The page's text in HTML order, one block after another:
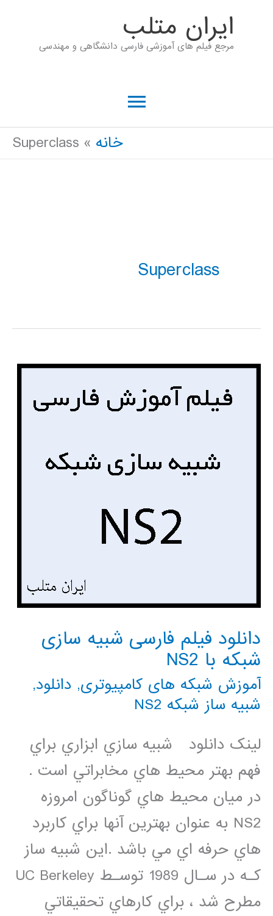
ايران متلب
مرجع فیلم های آموزشی فارسی دانشگاهی و مهندسی
فهرست
اصلی
خانه Superclass
Superclass
دانلود فیلم فارسی شبیه سازی
شبکه با NS2
آموزش شبکه های کامپیوتری, دانلود,
شبیه ساز شبکه NS2
لینک دانلود شبيه سازي ابزاري براي
فهم بهتر محيط هاي مخابراتي است .
در ميان محيط هاي گوناگون امروزه
NS2 به عنوان بهترين آنها براي كاربرد
هاي حرفه اي مي باشد .اين شبيه ساز
كـه در سـال 1989 توسـط UC Berkeley
مطرح شد ، براي كارهاي تحقيقاتي